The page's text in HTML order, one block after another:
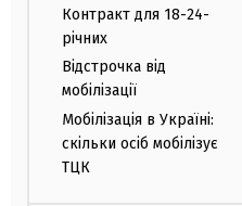
Контракт для 18-24-
річних
Відстрочка від
мобілізації
Мобілізація в Україні:
скільки осіб мобілізує
ТЦК